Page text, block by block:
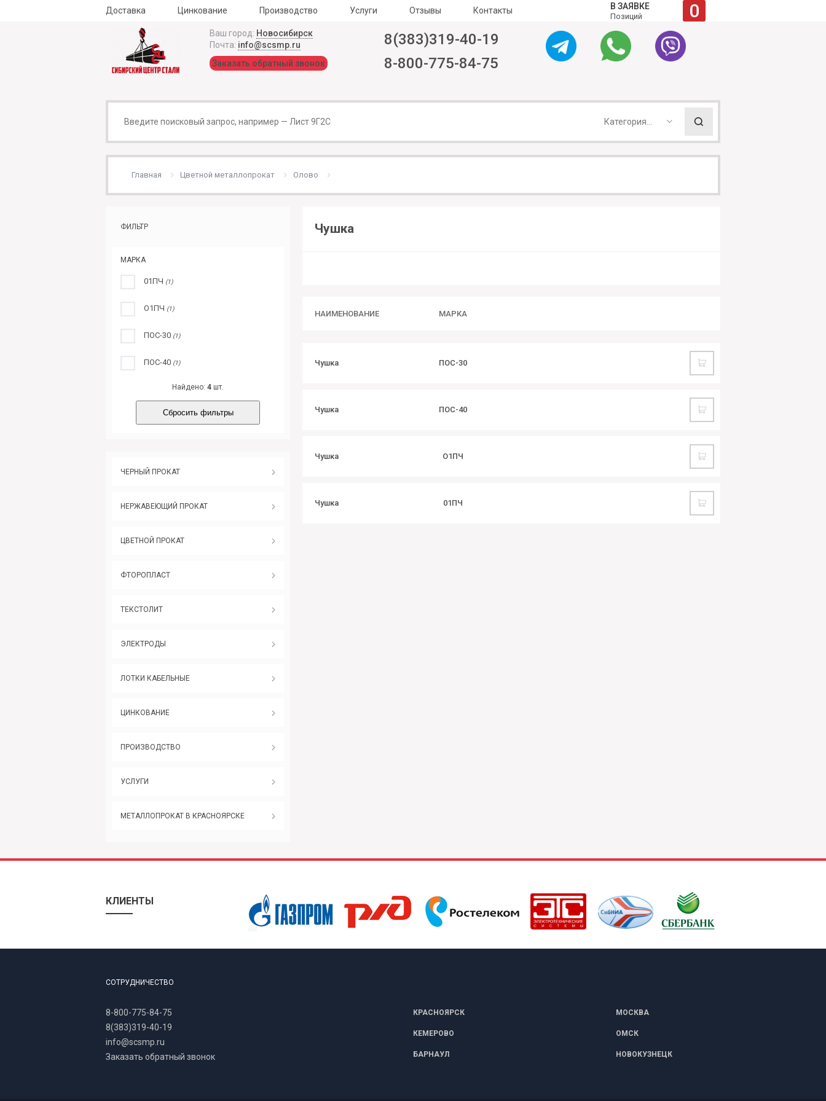
Доставка Цинкование Производство Услуги Отзывы Контакты В ЗАЯВКЕ
Позиций 0
Ваш город: Новосибирск
Почта: info@scsmp.ru
Заказать обратный звонок
8(383)319-40-19
8-800-775-84-75
Категория...
Главная Цветной металлопрокат Олово
Чушка
НАИМЕНОВАНИЕ МАРКА
Чушка ПОС-30
Чушка ПОС-40
Чушка О1ПЧ
Чушка 01ПЧ
ФИЛЬТР
МАРКА
01ПЧ (1)
О1ПЧ (1)
ПОС-30 (1)
ПОС-40 (1)
Найдено: 4 шт.
Сбросить фильтры
ЧЕРНЫЙ ПРОКАТ
НЕРЖАВЕЮЩИЙ ПРОКАТ
ЦВЕТНОЙ ПРОКАТ
ФТОРОПЛАСТ
ТЕКСТОЛИТ
ЭЛЕКТРОДЫ
ЛОТКИ КАБЕЛЬНЫЕ
ЦИНКОВАНИЕ
ПРОИЗВОДСТВО
УСЛУГИ
МЕТАЛЛОПРОКАТ В КРАСНОЯРСКЕ
КЛИЕНТЫ
СОТРУДНИЧЕСТВО
8-800-775-84-75
8(383)319-40-19
info@scsmp.ru
Заказать обратный звонок
КРАСНОЯРСК МОСКВА
КЕМЕРОВО ОМСК
БАРНАУЛ НОВОКУЗНЕЦК